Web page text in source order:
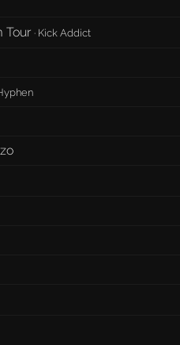
Tour · Kick Addict